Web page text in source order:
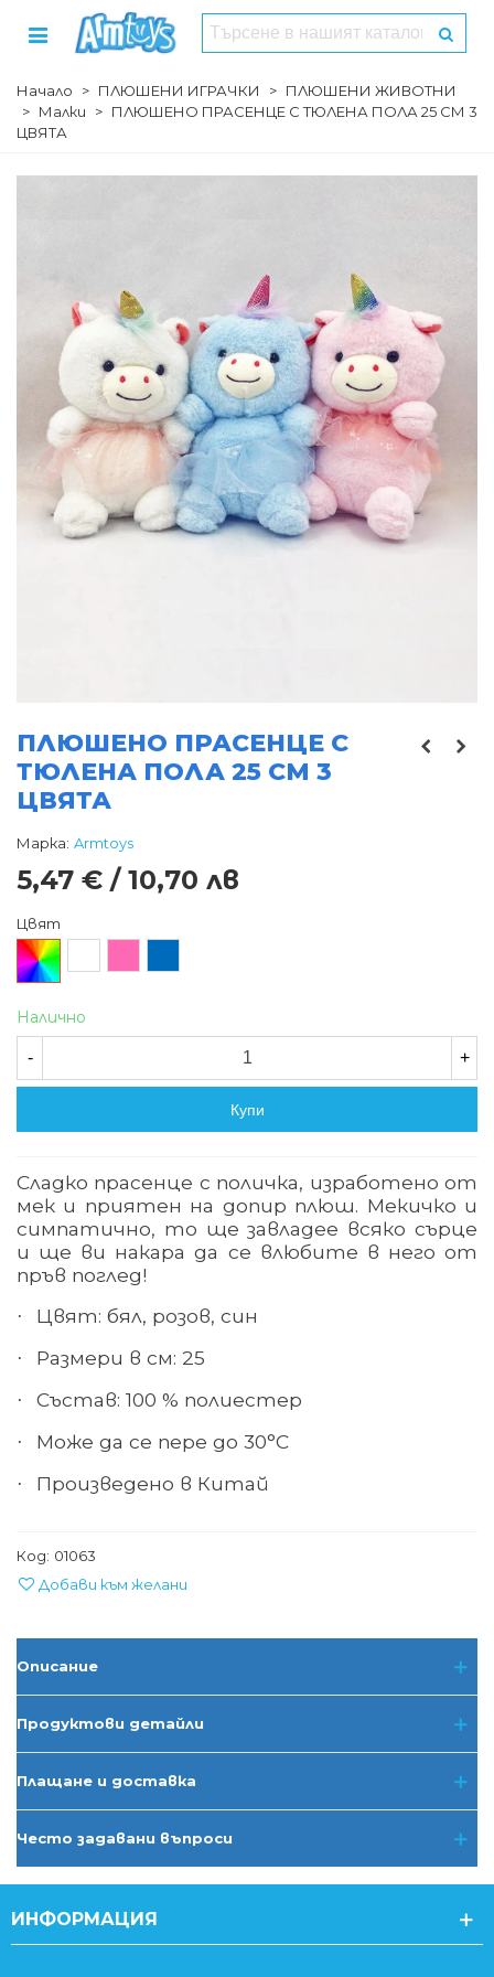
Начало > ПЛЮШЕНИ ИГРАЧКИ > ПЛЮШЕНИ ЖИВОТНИ
> Малки > ПЛЮШЕНО ПРАСЕНЦЕ С ТЮЛЕНА ПОЛА 25 СМ 3
ЦВЯТА
ПЛЮШЕНО ПРАСЕНЦЕ С
ТЮЛЕНА ПОЛА 25 СМ 3
ЦВЯТА
Марка: Armtoys
5,47 € / 10,70 лв
Цвят
Произволен/
микс
Налично
- +
Купи
Сладко прасенце с поличка, изработено от
мек и приятен на допир плюш. Мекичко и
симпатично, то ще завладее всяко сърце
и ще ви накара да се влюбите в него от
пръв поглед!
· Цвят: бял, розов, син
· Размери в см: 25
· Състав: 100 % полиестер
· Може да се пере до 30°С
· Произведено в Китай
Код: 01063
Добави към желани
Описание
Продуктови детайли
Плащане и доставка
Често задавани въпроси
ИНФОРМАЦИЯ